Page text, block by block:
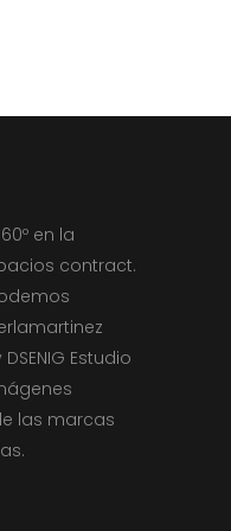
en la
contract.
Estudio
las marcas